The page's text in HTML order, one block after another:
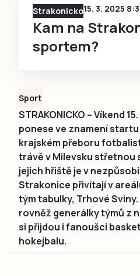
Strakonicko15. 3. 2025
Kam na
sportem?
Sport
STRAKONICKO – Víkend
ponese ve znamení
krajském přeboru
trávě v Milevsku střetnou
jejich hřiště je v
Strakonice přivítají v
tým tabulky, Trhové
rovněž generálky týmů z
si přijdou i fanoušci
hokejbalu.